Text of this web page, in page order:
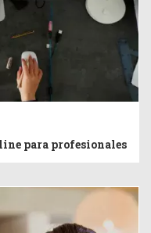
para profesionales